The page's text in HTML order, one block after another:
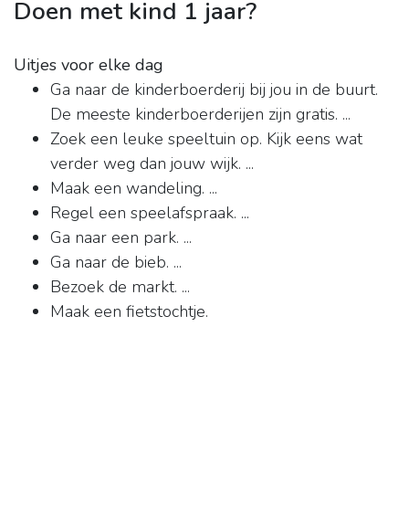
Doen met kind 1 jaar?
Uitjes voor elke dag
Ga naar de kinderboerderij bij jou in de buurt.
De meeste kinderboerderijen zijn gratis. ...
Zoek een leuke speeltuin op. Kijk eens wat
verder weg dan jouw wijk. ...
Maak een wandeling. ...
Regel een speelafspraak. ...
Ga naar een park. ...
Ga naar de bieb. ...
Bezoek de markt. ...
Maak een fietstochtje.